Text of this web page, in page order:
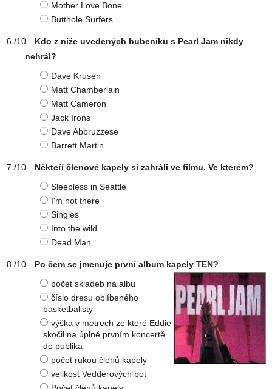
Mother Love Bone
Butthole Surfers
Kdo z níže uvedených bubeníků s Pearl Jam nikdy
nehrál?
Dave Krusen
Matt Chamberlain
Matt Cameron
Jack Irons
Dave Abbruzzese
Barrett Martin
Někteří členové kapely si zahráli ve filmu. Ve kterém?
Sleepless in Seattle
I'm not there
Singles
Into the wild
Dead Man
Po čem se jmenuje první album kapely TEN?
počet skladeb na albu
číslo dresu oblíbeného
basketbalisty
výška v metrech ze které Eddie
skočil na úplně prvním koncertě
do publika
počet rukou členů kapely
velikost Vedderových bot